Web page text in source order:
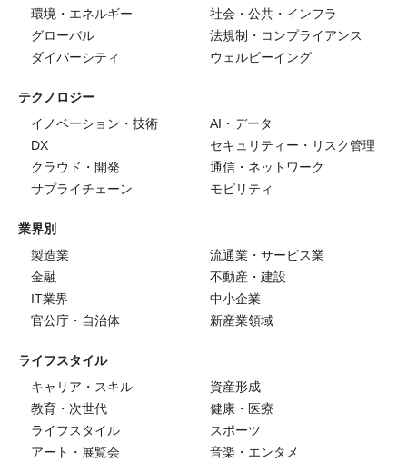
環境・エネルギー
社会・公共・インフラ
グローバル
法規制・コンプライアンス
ダイバーシティ
ウェルビーイング
テクノロジー
イノベーション・技術
AI・データ
DX
セキュリティー・リスク管理
クラウド・開発
通信・ネットワーク
サプライチェーン
モビリティ
業界別
製造業
流通業・サービス業
金融
不動産・建設
IT業界
中小企業
官公庁・自治体
新産業領域
ライフスタイル
キャリア・スキル
資産形成
教育・次世代
健康・医療
ライフスタイル
スポーツ
アート・展覧会
音楽・エンタメ